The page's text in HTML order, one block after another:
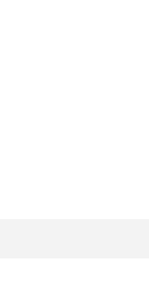
ーから登山につかえる便...